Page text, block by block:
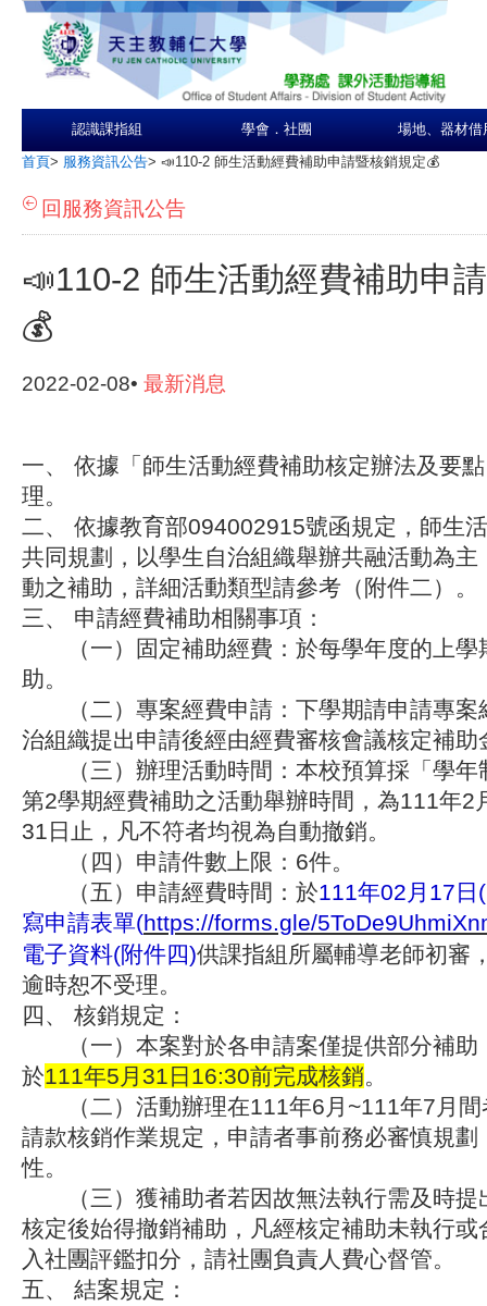
認識課指組 學會．社團 場地、器材借
首頁> 服務資訊公告> 📣110-2 師生活動經費補助申請暨核銷規定💰
回服務資訊公告
📣110-2 師生活動經費補助申
💰
2022-02-08• 最新消息
一、 依據「師生活動經費補助核定辦法及要
理。
二、 依據教育部094002915號函規定，師生
共同規劃，以學生自治組織舉辦共融活動為主
動之補助，詳細活動類型請參考（附件二）。
三、 申請經費補助相關事項：
（一）固定補助經費：於每學年度的上學
助。
（二）專案經費申請：下學期請申請專案
治組織提出申請後經由經費審核會議核定補助
（三）辦理活動時間：本校預算採「學年
第2學期經費補助之活動舉辦時間，為111年2
31日止，凡不符者均視為自動撤銷。
（四）申請件數上限：6件。
（五）申請經費時間：於111年02月17日
寫申請表單(https://forms.gle/
電子資料(附件四)供課指組所屬輔導老師初審
逾時恕不受理。
四、 核銷規定：
（一）本案對於各申請案僅提供部分補助
於111年5月31日16:30前完成核銷。
（二）活動辦理在111年6月~111年7月間
請款核銷作業規定，申請者事前務必審慎規劃
性。
（三）獲補助者若因故無法執行需及時提
核定後始得撤銷補助，凡經核定補助未執行或
入社團評鑑扣分，請社團負責人費心督管。
五、 結案規定：